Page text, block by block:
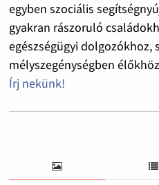
egyben szociális
gyakran rászoruló
egészségügyi dolgozókhoz,
mélyszegénységben
Írj nekünk!